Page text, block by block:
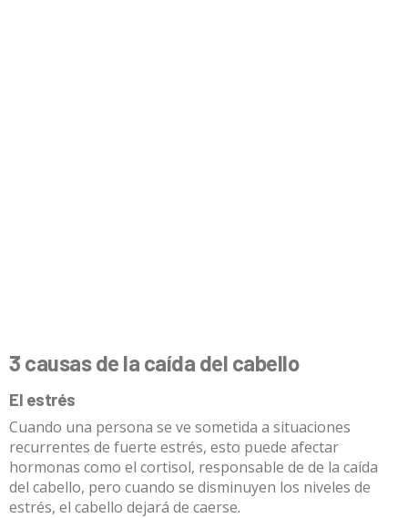
3 causas de la caída del cabello
El estrés
Cuando una persona se ve sometida a situaciones
recurrentes de fuerte estrés, esto puede afectar
hormonas como el cortisol, responsable de de la caída
del cabello, pero cuando se disminuyen los niveles de
estrés, el cabello dejará de caerse.